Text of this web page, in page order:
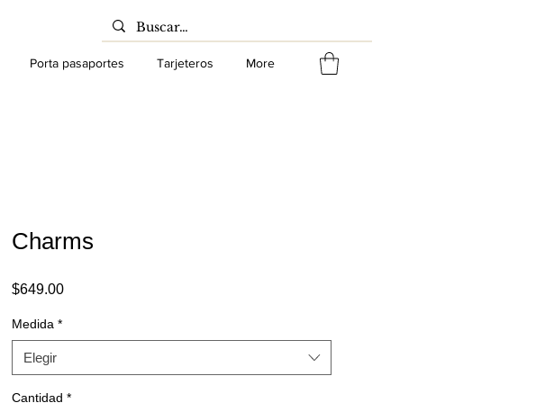
Porta pasaportes Tarjeteros More
Charms
$649.00Precio
Medida *
Elegir
Cantidad *